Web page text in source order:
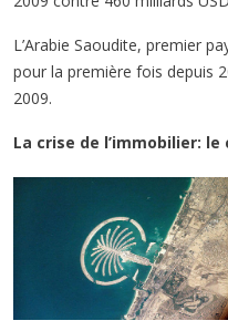
L’Arabie Saoudite, premier
pour la première fois depuis
2009.
La crise de l’immobilier: le